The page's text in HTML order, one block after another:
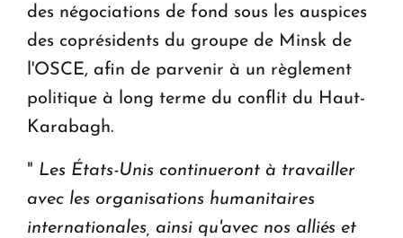
des négociations de fond sous les auspices
des coprésidents du groupe de Minsk de
l'OSCE, afin de parvenir à un règlement
politique à long terme du conflit du Haut-
Karabagh.
" Les États-Unis continueront à travailler
avec les organisations humanitaires
internationales, ainsi qu'avec nos alliés et